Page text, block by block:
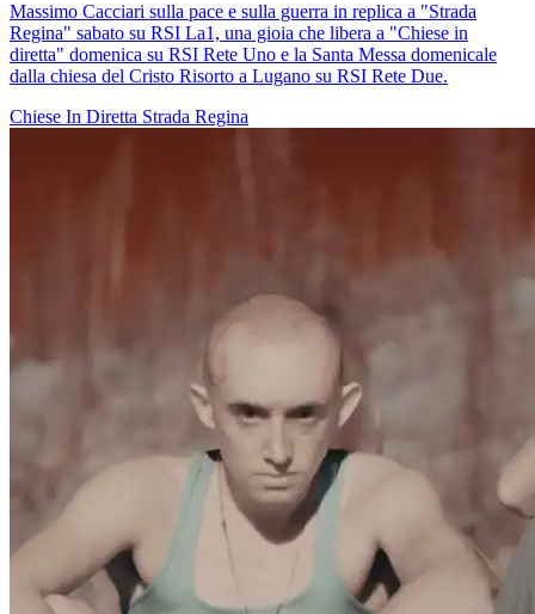
Massimo Cacciari sulla pace e sulla guerra in replica a "Strada
Regina" sabato su RSI La1, una gioia che libera a "Chiese in
diretta" domenica su RSI Rete Uno e la Santa Messa domenicale
dalla chiesa del Cristo Risorto a Lugano su RSI Rete Due.
Chiese In Diretta Strada Regina